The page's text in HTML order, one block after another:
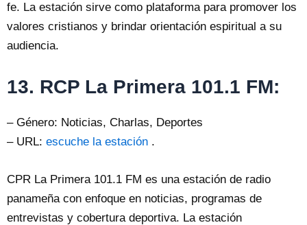
fe. La estación sirve como plataforma para promover los
valores cristianos y brindar orientación espiritual a su
audiencia.
13. RCP La Primera 101.1 FM:
– Género: Noticias, Charlas, Deportes
– URL: escuche la estación .
CPR La Primera 101.1 FM es una estación de radio
panameña con enfoque en noticias, programas de
entrevistas y cobertura deportiva. La estación